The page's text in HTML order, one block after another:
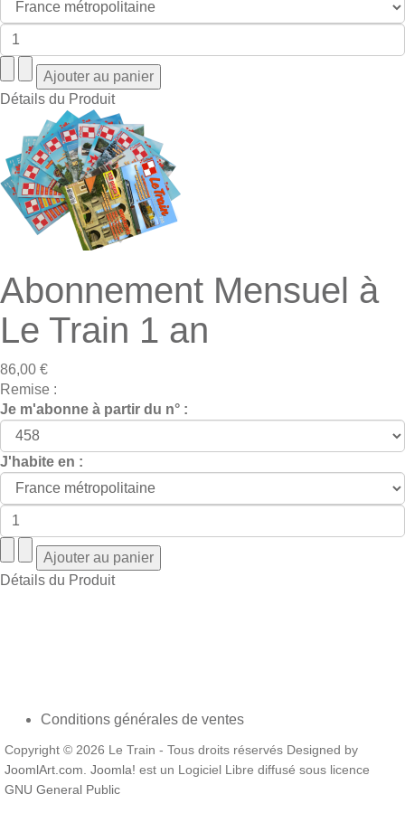
Détails du Produit
Abonnement Mensuel à
Le Train 1 an
86,00 €
Remise :
Je m'abonne à partir du n° :
J'habite en :
Détails du Produit
Conditions générales de ventes
Copyright © 2026 Le Train - Tous droits réservés Designed by
JoomlArt.com. Joomla! est un Logiciel Libre diffusé sous licence
GNU General Public